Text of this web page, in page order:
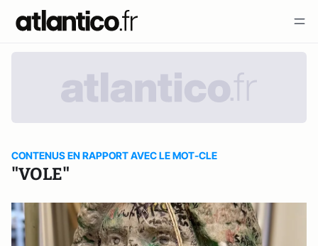
CONTENUS EN RAPPORT AVEC LE MOT-CLE
"VOLE"